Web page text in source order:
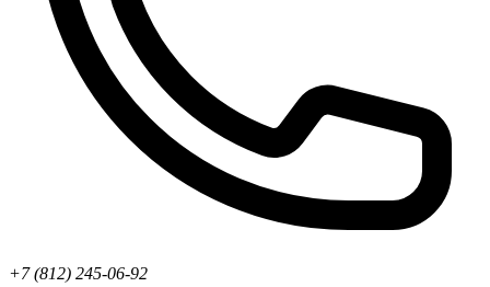
+7 (812) 245-06-92